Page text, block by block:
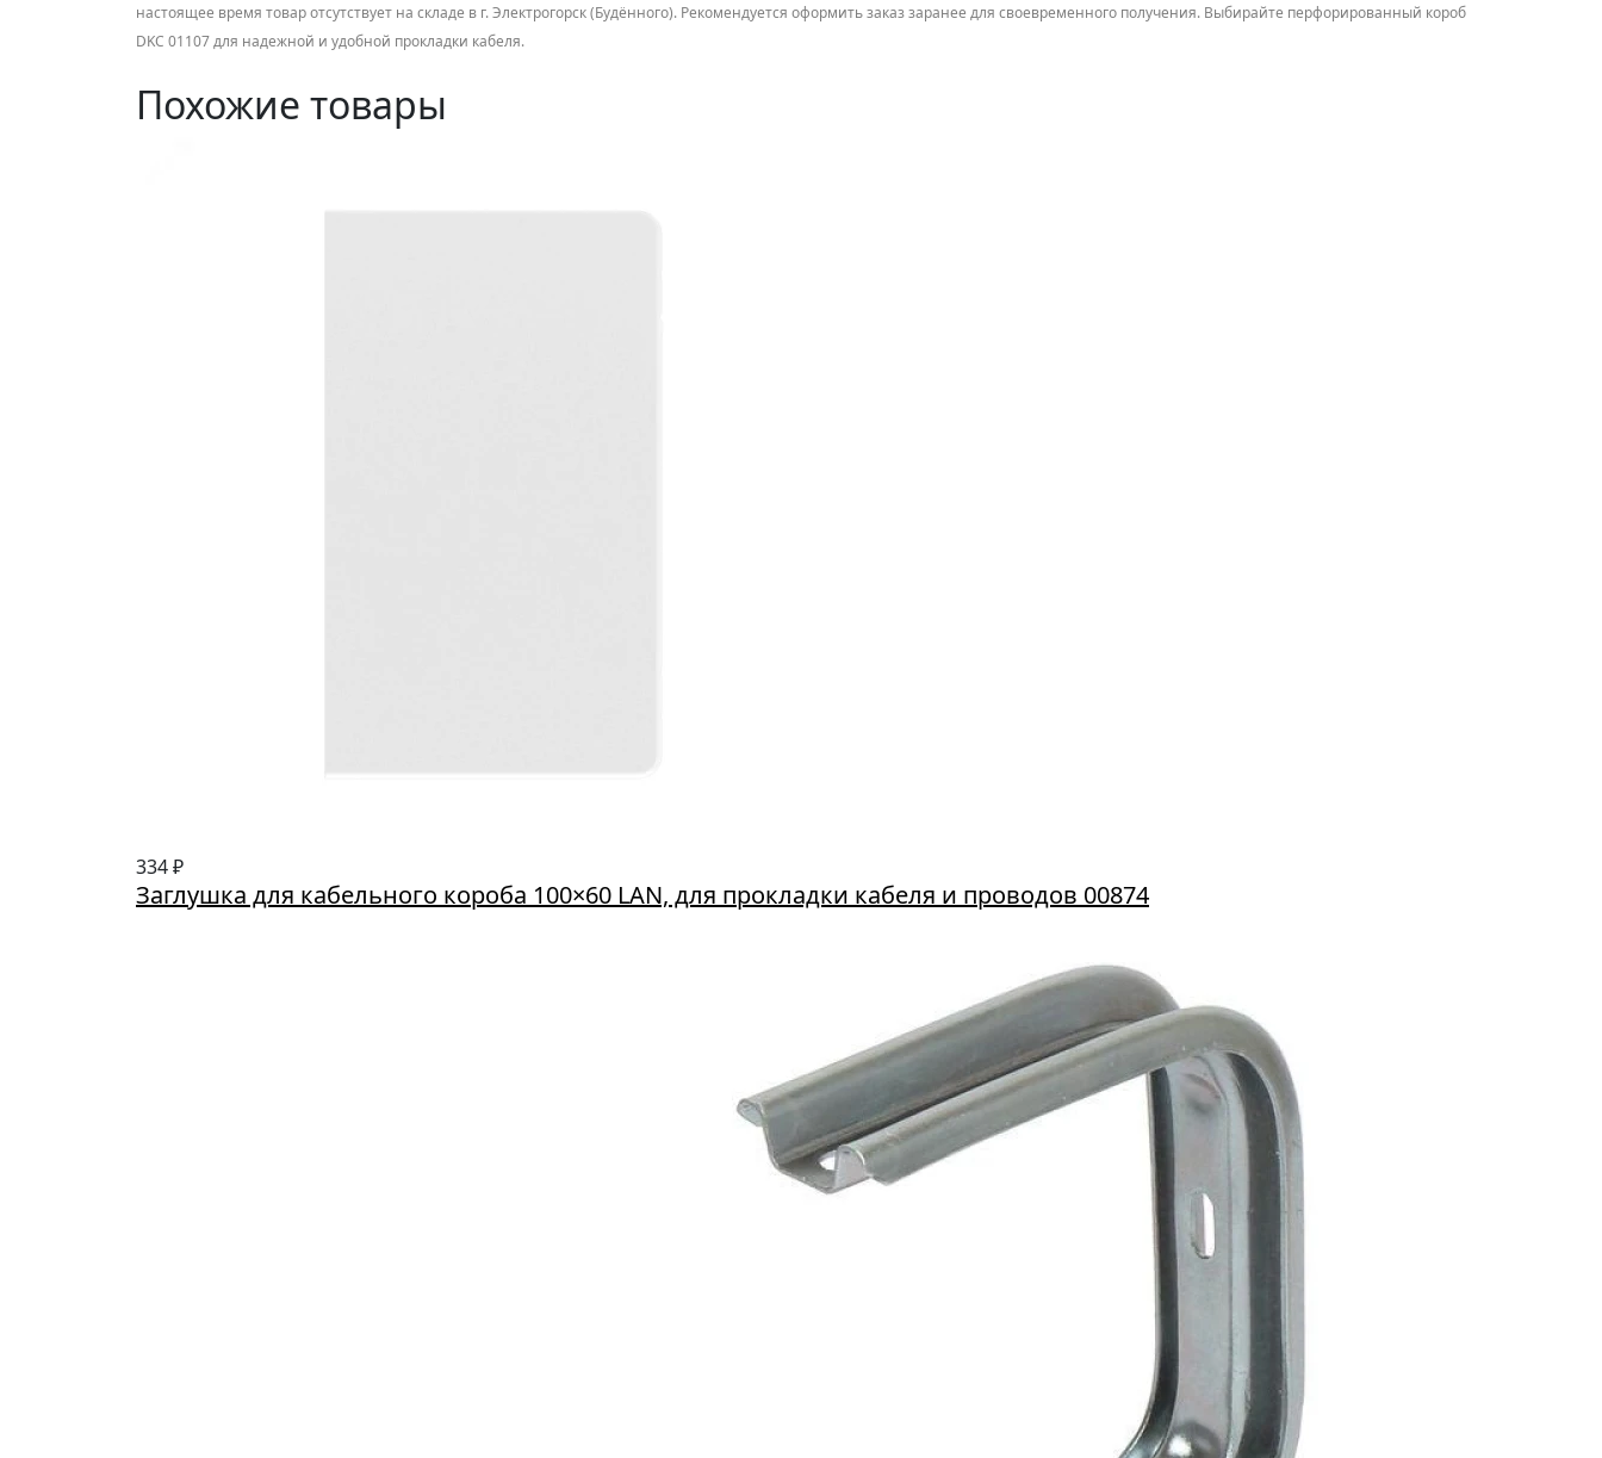
настоящее время товар отсутствует на складе в г. Электрогорск (Будённого). Рекомендуется оформить заказ заранее для своевременного получения. Выбирайте перфорированный короб
DKC 01107 для надежной и удобной прокладки кабеля.
Похожие товары
334 ₽
Заглушка для кабельного короба 100×60 LAN, для прокладки кабеля и проводов 00874